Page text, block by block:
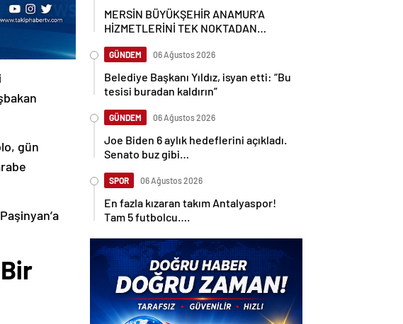
gün
MERSİN BÜYÜKŞEHİR ANAMUR’A
HİZMETLERİNİ TEK NOKTADAN
GÜNDEM 06 Ağustos 2026
Belediye Başkanı Yıldız, isyan etti: “Bu
tesisi buradan kaldırın”
GÜNDEM 06 Ağustos 2026
Joe Biden 6 aylık hedeflerini açıkladı.
Senato buz gibi…
SPOR 06 Ağustos 2026
En fazla kızaran takım Antalyaspor!
Tam 5 futbolcu….